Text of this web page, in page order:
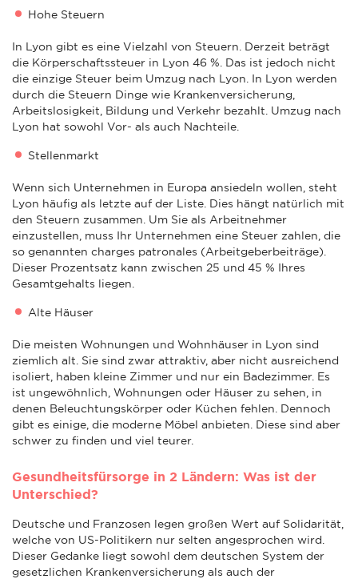
Hohe Steuern
In Lyon gibt es eine Vielzahl von Steuern. Derzeit beträgt
die Körperschaftssteuer in Lyon 46 %. Das ist jedoch nicht
die einzige Steuer beim Umzug nach Lyon. In Lyon werden
durch die Steuern Dinge wie Krankenversicherung,
Arbeitslosigkeit, Bildung und Verkehr bezahlt. Umzug nach
Lyon hat sowohl Vor- als auch Nachteile.
Stellenmarkt
Wenn sich Unternehmen in Europa ansiedeln wollen, steht
Lyon häufig als letzte auf der Liste. Dies hängt natürlich mit
den Steuern zusammen. Um Sie als Arbeitnehmer
einzustellen, muss Ihr Unternehmen eine Steuer zahlen, die
so genannten charges patronales (Arbeitgeberbeiträge).
Dieser Prozentsatz kann zwischen 25 und 45 % Ihres
Gesamtgehalts liegen.
Alte Häuser
Die meisten Wohnungen und Wohnhäuser in Lyon sind
ziemlich alt. Sie sind zwar attraktiv, aber nicht ausreichend
isoliert, haben kleine Zimmer und nur ein Badezimmer. Es
ist ungewöhnlich, Wohnungen oder Häuser zu sehen, in
denen Beleuchtungskörper oder Küchen fehlen. Dennoch
gibt es einige, die moderne Möbel anbieten. Diese sind aber
schwer zu finden und viel teurer.
Gesundheitsfürsorge in 2 Ländern: Was ist der
Unterschied?
Deutsche und Franzosen legen großen Wert auf Solidarität,
welche von US-Politikern nur selten angesprochen wird.
Dieser Gedanke liegt sowohl dem deutschen System der
gesetzlichen Krankenversicherung als auch der